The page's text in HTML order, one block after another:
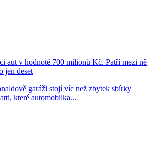
aut v hodnotě 700 milionů Kč. Patří mezi ně
jen deset
garáži stojí víc než zbytek sbírky
které automobilka...